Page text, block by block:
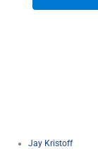
Jay Kristoff